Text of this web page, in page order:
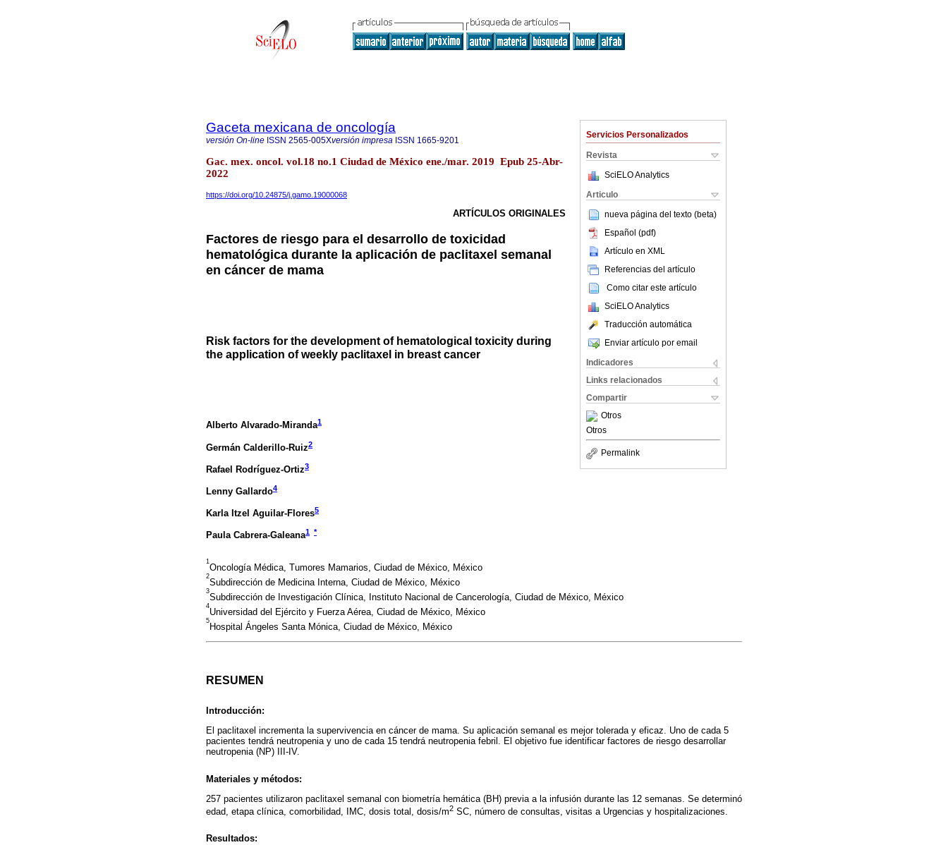
Servicios Personalizados
Revista
SciELO Analytics
Articulo
nueva página del texto (beta)
Español (pdf)
Artículo en XML
Referencias del artículo
Como citar este artículo
SciELO Analytics
Traducción automática
Enviar artículo por email
Indicadores
Links relacionados
Compartir
Otros
Otros
Permalink
Gaceta mexicana de oncología
versión On-line ISSN 2565-005Xversión impresa ISSN 1665-9201
Gac. mex. oncol. vol.18 no.1 Ciudad de México ene./mar. 2019 Epub 25-Abr-
2022
https://doi.org/10.24875/j.gamo.19000068
ARTÍCULOS ORIGINALES
Factores de riesgo para el desarrollo de toxicidad
hematológica durante la aplicación de paclitaxel semanal
en cáncer de mama
Risk factors for the development of hematological toxicity during
the application of weekly paclitaxel in breast cancer
Alberto Alvarado-Miranda1
Germán Calderillo-Ruiz2
Rafael Rodríguez-Ortiz3
Lenny Gallardo4
Karla Itzel Aguilar-Flores5
Paula Cabrera-Galeana1 *
1
Oncología Médica, Tumores Mamarios, Ciudad de México, México
2
Subdirección de Medicina Interna, Ciudad de México, México
3
Subdirección de Investigación Clínica, Instituto Nacional de Cancerología, Ciudad de México, México
4
Universidad del Ejército y Fuerza Aérea, Ciudad de México, México
5
Hospital Ángeles Santa Mónica, Ciudad de México, México
RESUMEN
Introducción:
El paclitaxel incrementa la supervivencia en cáncer de mama. Su aplicación semanal es mejor tolerada y eficaz. Uno de cada 5
pacientes tendrá neutropenia y uno de cada 15 tendrá neutropenia febril. El objetivo fue identificar factores de riesgo desarrollar
neutropenia (NP) III-IV.
Materiales y métodos:
257 pacientes utilizaron paclitaxel semanal con biometría hemática (BH) previa a la infusión durante las 12 semanas. Se determinó
edad, etapa clínica, comorbilidad, IMC, dosis total, dosis/m2 SC, número de consultas, visitas a Urgencias y hospitalizaciones.
Resultados: